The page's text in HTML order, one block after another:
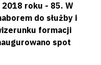
roku - 85. W
do służby i
formacji
spot